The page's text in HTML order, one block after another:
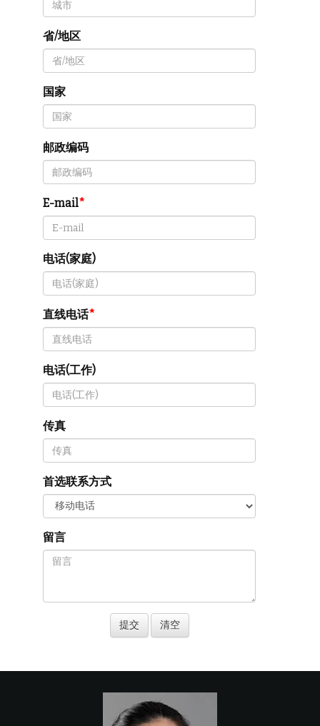
省/地区
国家
邮政编码
E-mail
电话(家庭)
直线电话
电话(工作)
传真
首选联系方式
留言